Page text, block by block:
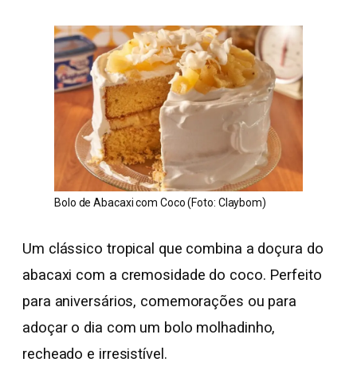
Bolo de Abacaxi com Coco (Foto: Claybom)
Um clássico tropical que combina a doçura do
abacaxi com a cremosidade do coco. Perfeito
para aniversários, comemorações ou para
adoçar o dia com um bolo molhadinho,
recheado e irresistível.